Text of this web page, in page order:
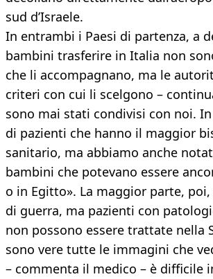
sud d’Israele.
In entrambi i Paesi di partenza, a
bambini trasferire in Italia non
che li accompagnano, ma le
criteri con cui li scelgono –
sono mai stati condivisi con noi.
di pazienti che hanno il maggior
sanitario, ma abbiamo anche
bambini che potevano essere
o in Egitto». La maggior parte,
di guerra, ma pazienti con
non possono essere trattate nella
sono vere tutte le immagini che
– commenta il medico – è difficile